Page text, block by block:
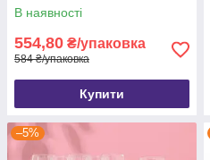
В наявності
554,80 ₴/упаковка
584 ₴/упаковка
Купити
–5%